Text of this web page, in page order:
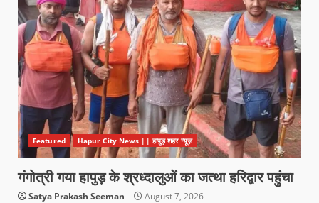
Featured Hapur City News || हापुड़ शहर न्यूज़
गंगोत्री गया हापुड़ के श्रध्दालुओं का जत्था हरिद्वार पहुंचा
Satya Prakash Seeman August 7, 2026